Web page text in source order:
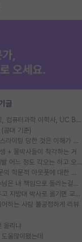
글
Korea University 수학, 컴퓨터과학 이학사, UC Berkeley 산업공학 대학원 공학박사가 되는 것은 쉽지 않겠죠?
공대 기준)
대학원생들 교수에게 가스라이팅 당한 것은 이해가 갑니다. 안타깝네요.
+ 물박사들이 착각하는 거
석사입학예정생 분들! 제발 어느 정도 각오는 하고 오세요.
포스텍 억까에 대해 (동문의 학문적 아웃풋에 대한 반박)
왜 후배가 못하는걸 교수님은 내 책임으로 돌리는걸까요?
SSH 박사과정을 그만두고 지방대 박사로 옮기면 교수의 꿈은 끝일까요?
하는 사람 불공정하게 리뷰
올리냐
움많이됐는데